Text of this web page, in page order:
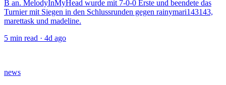
B an. MelodyInMyHead wurde mit 7-0-0 Erste und beendete das
Turnier mit Siegen in den Schlussrunden gegen rainymari143143,
marettask und madeline.
5 min read · 4d ago
news